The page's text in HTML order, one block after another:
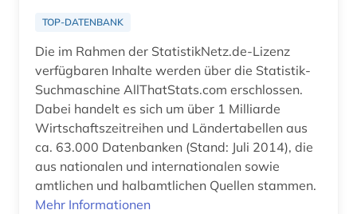
chemometrie (1)
china (1)
daten (3)
datenanalyse (2)
datensammlung (5)
Nordrhein-Westfalen (3)
Oesterreich (6)
Ostasien (1)
Osteuropa (2)
Ostmitteleuropa (1)
TOP-DATENBANK
Die im Rahmen der StatistikNetz.de-Lizenz
verfügbaren Inhalte werden über die Statistik-
Suchmaschine AllThatStats.com erschlossen.
Dabei handelt es sich um über 1 Milliarde
Wirtschaftszeitreihen und Ländertabellen aus
ca. 63.000 Datenbanken (Stand: Juli 2014), die
aus nationalen und internationalen sowie
amtlichen und halbamtlichen Quellen stammen.
Mehr Informationen